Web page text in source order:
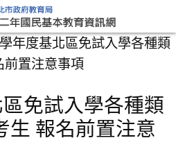
年度基北區免試入學各種類
前置注意事項
免試入學各種類
生 報名前置注意